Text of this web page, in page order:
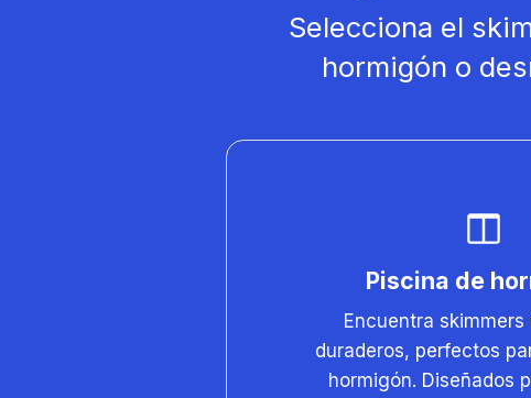
Selecciona el
hormigón o
Piscina de
Encuentra
duraderos, perfectos
hormigón. Diseñados